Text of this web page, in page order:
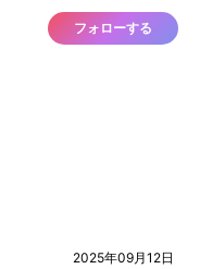
フォローする
2025年09月12日